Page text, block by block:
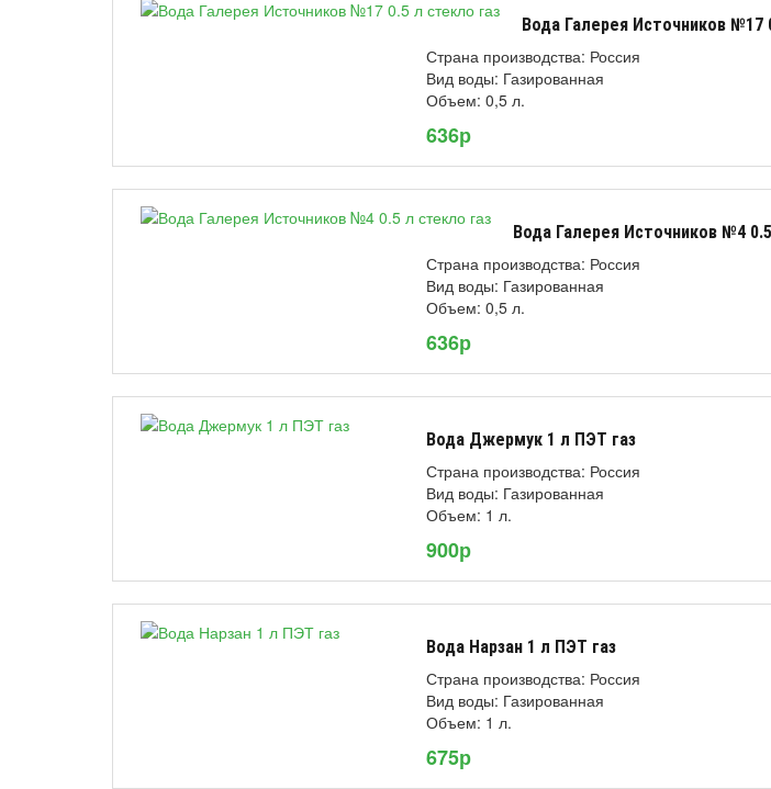
Вода Галерея Источников №17
Страна производства: Россия
Вид воды: Газированная
Объем: 0,5 л.
636р
Вода Галерея Источников №4
Страна производства: Россия
Вид воды: Газированная
Объем: 0,5 л.
636р
Вода Джермук 1 л ПЭТ газ
Страна производства: Россия
Вид воды: Газированная
Объем: 1 л.
900р
Вода Нарзан 1 л ПЭТ газ
Страна производства: Россия
Вид воды: Газированная
Объем: 1 л.
675р